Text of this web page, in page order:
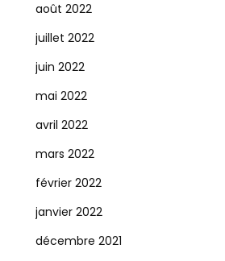
août 2022
juillet 2022
juin 2022
mai 2022
avril 2022
mars 2022
février 2022
janvier 2022
décembre 2021